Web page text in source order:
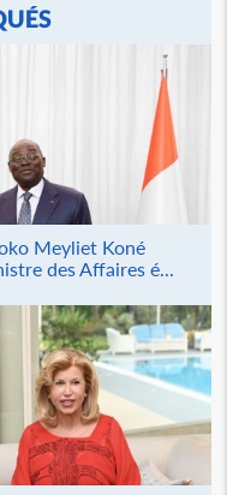
Meyliet Koné
des Affaires é...